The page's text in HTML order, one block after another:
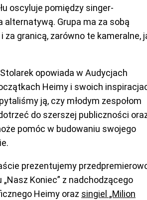
oscyluje pomiędzy singer-
alternatywą. Grupa ma za sobą
za granicą, zarówno te kameralne,
opowiada w Audycjach
Heimy i swoich
ją, czy młodym zespołom
do szerszej publiczności
pomóc w budowaniu swojego
prezentujemy
Koniec” z nadchodzącego
Heimy oraz singiel „Milion